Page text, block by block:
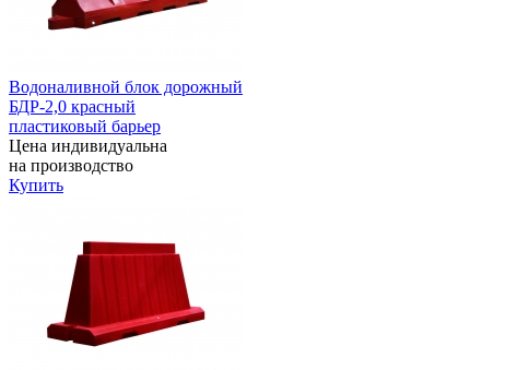
Водоналивной блок дорожный
БДР-2,0 красный
пластиковый барьер
Цена индивидуальна
на производство
Купить